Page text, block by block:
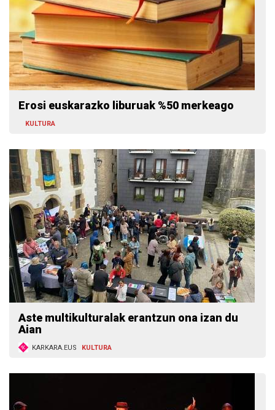
Erosi euskarazko liburuak %50 merkeago
KULTURA
Aste multikulturalak erantzun ona izan du
Aian
KARKARA.EUS KULTURA